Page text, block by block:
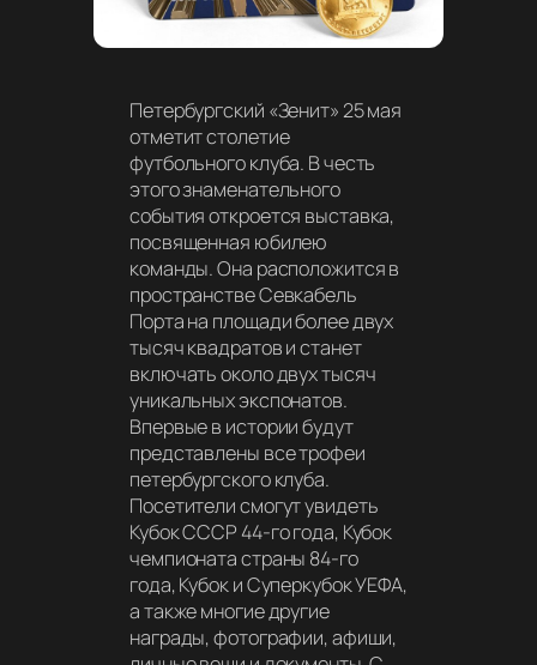
Петербургский «Зенит» 25 мая
отметит столетие
футбольного клуба. В честь
этого знаменательного
события откроется выставка,
посвященная юбилею
команды. Она расположится в
пространстве Севкабель
Порта на площади более двух
тысяч квадратов и станет
включать около двух тысяч
уникальных экспонатов.
Впервые в истории будут
представлены все трофеи
петербургского клуба.
Посетители смогут увидеть
Кубок СССР 44-го года, Кубок
чемпионата страны 84-го
года, Кубок и Суперкубок УЕФА,
а также многие другие
награды, фотографии, афиши,